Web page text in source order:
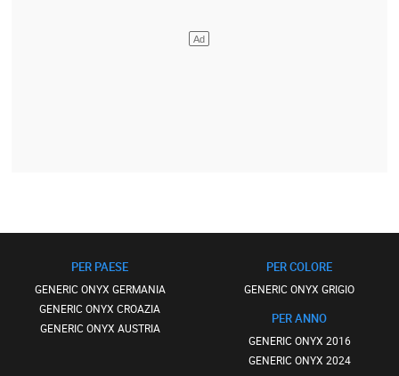
PER PAESE
GENERIC ONYX GERMANIA
GENERIC ONYX CROAZIA
GENERIC ONYX AUSTRIA
PER COLORE
GENERIC ONYX GRIGIO
PER ANNO
GENERIC ONYX 2016
GENERIC ONYX 2024